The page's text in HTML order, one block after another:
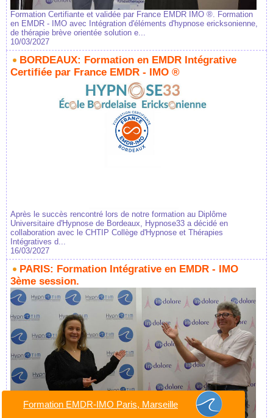
Formation Certifiante et validée par France EMDR IMO ®. Formation
en EMDR - IMO avec Intégration d'éléments d'hypnose ericksonienne,
de thérapie brève orientée solution e...
10/03/2027
BORDEAUX: Formation en EMDR Intégrative
Certifiée par France EMDR - IMO ®
Après le succès rencontré lors de notre formation au Diplôme
Universitaire d'Hypnose de Bordeaux, Hypnose33 a décidé en
collaboration avec le CHTIP Collège d'Hypnose et Thérapies
Intégratives d...
16/03/2027
PARIS: Formation Intégrative en EMDR - IMO
3ème session.
Formation EMDR-IMO Paris, Marseille